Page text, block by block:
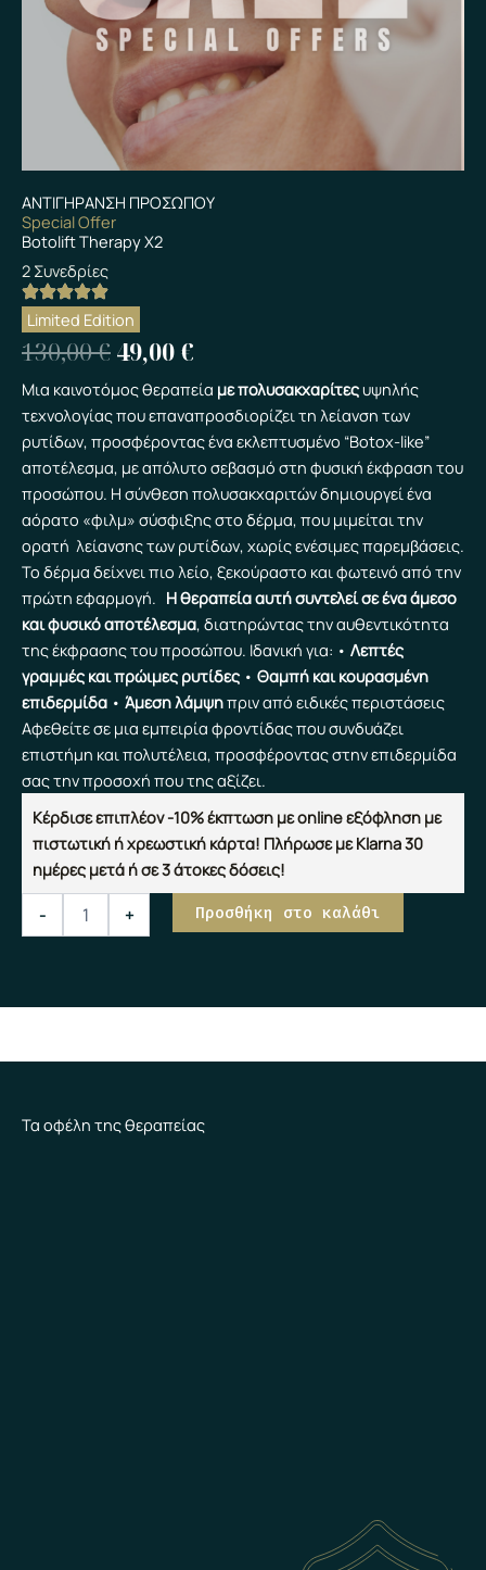
ΑΝΤΙΓΗΡΑΝΣΗ ΠΡΟΣΩΠΟΥ
Special Offer
Botolift Therapy Χ2
2 Συνεδρίες
Limited Edition
130,00€ Original
price
was:
130,00 €.
49,00 €
τρέχουσα
τιμή
είναι:
49,00 €.
Μια καινοτόμος θεραπεία με πολυσακχαρίτεςυψηλής
τεχνολογίας που επαναπροσδιορίζει τη λείανση των
ρυτίδων, προσφέροντας ένα εκλεπτυσμένο “Botox-like”
αποτέλεσμα, με απόλυτο σεβασμό στη φυσική έκφραση του
προσώπου. Η σύνθεση πολυσακχαριτών δημιουργεί ένα
αόρατο «φιλμ» σύσφιξης στο δέρμα, που μιμείται την
ορατή λείανσης των ρυτίδων, χωρίς ενέσιμες παρεμβάσεις.
Το δέρμα δείχνει πιο λείο, ξεκούραστο και φωτεινό από την
πρώτη εφαρμογή. Η θεραπεία αυτή συντελεί σε ένα άμεσο
και φυσικό αποτέλεσμα, διατηρώντας την αυθεντικότητα
της έκφρασης του προσώπου. Ιδανική για: • Λεπτές
γραμμές και πρώιμες ρυτίδες • Θαμπή και κουρασμένη
επιδερμίδα • Άμεση λάμψηπριν από ειδικές περιστάσεις
Αφεθείτε σε μια εμπειρία φροντίδας που συνδυάζει
επιστήμη και πολυτέλεια, προσφέροντας στην επιδερμίδα
σας την προσοχή που της αξίζει.
Κέρδισε επιπλέον -10% έκπτωση με online εξόφληση με
πιστωτική ή χρεωστική κάρτα! Πλήρωσε με Klarna 30
ημέρες μετά ή σε 3 άτοκες δόσεις!
-
Therapy
+ Προσθήκη στο καλάθι
Τα οφέλη της θεραπείας